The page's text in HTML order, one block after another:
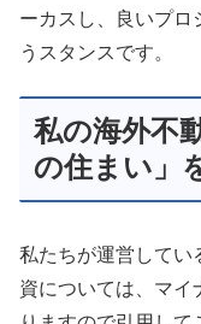
ーカスし、良いプロ
うスタンスです。
私の海外不
の住まい」
私たちが運営してい
資については、マイ